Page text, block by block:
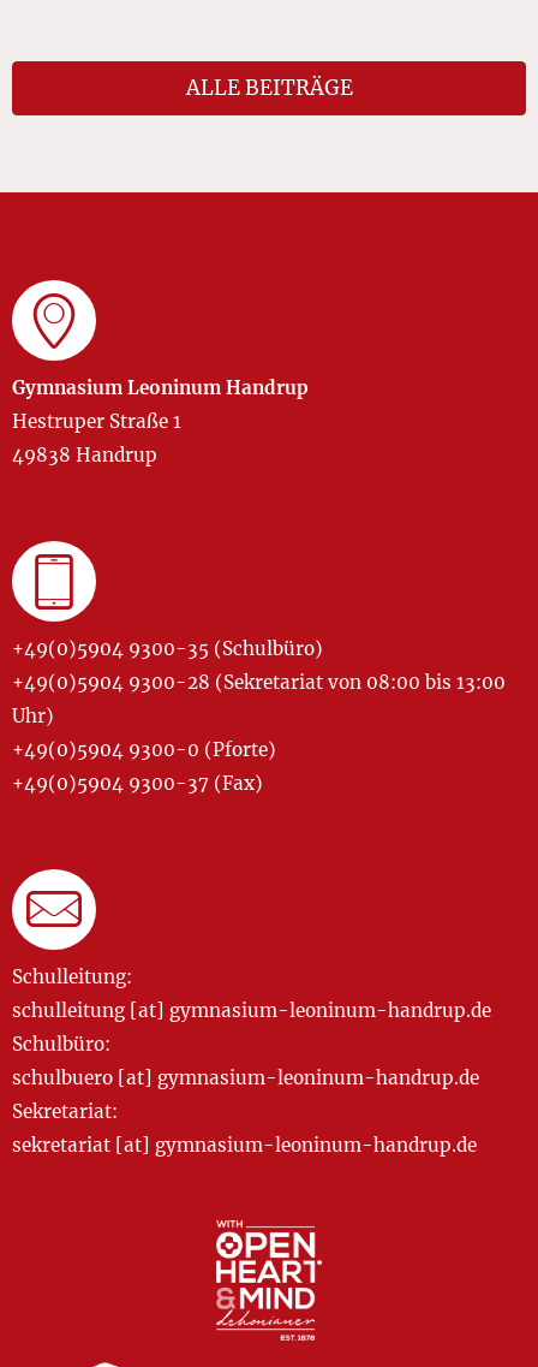
ALLE BEITRÄGE
Gymnasium Leoninum Handrup
Hestruper Straße 1
49838 Handrup
+49(0)5904 9300-35 (Schulbüro)
+49(0)5904 9300-28 (Sekretariat von 08:00 bis 13:00
Uhr)
+49(0)5904 9300-0 (Pforte)
+49(0)5904 9300-37 (Fax)
Schulleitung:
schulleitung [at] gymnasium-leoninum-handrup.de
Schulbüro:
schulbuero [at] gymnasium-leoninum-handrup.de
Sekretariat:
sekretariat [at] gymnasium-leoninum-handrup.de